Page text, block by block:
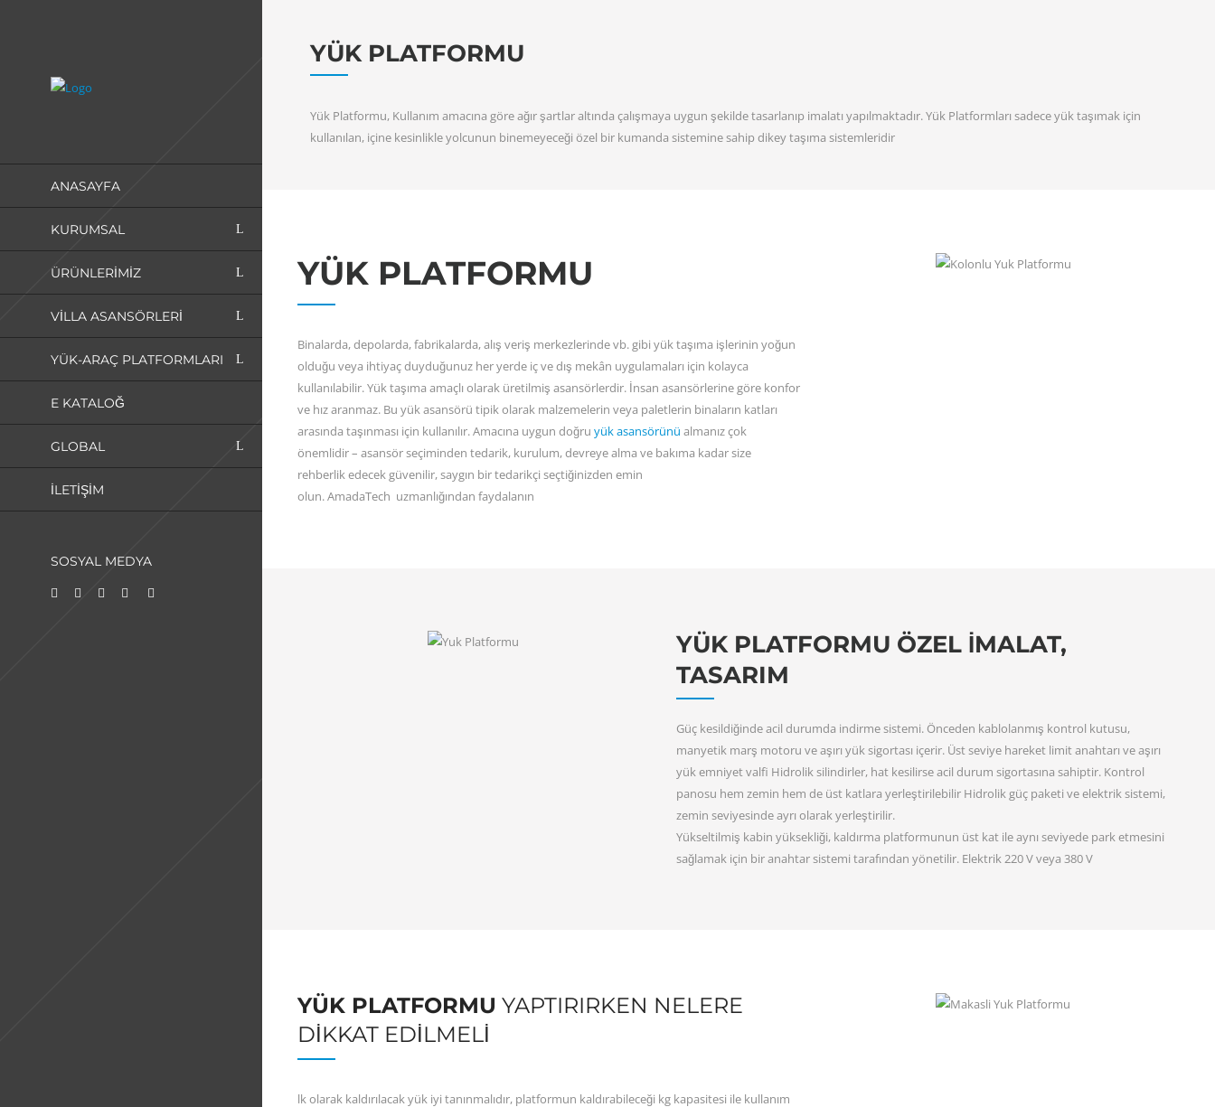
ANASAYFA
KURUMSAL
ÜRÜNLERİMİZ
VILLA ASANSÖRLERI
YÜK-ARAÇ PLATFORMLARI
E KATALOĞ
GLOBAL
İLETIŞIM
SOSYAL MEDYA
YÜK PLATFORMU
Yük Platformu, Kullanım amacına göre ağır şartlar altında çalışmaya uygun şekilde tasarlanıp imalatı yapılmaktadır. Yük Platformları sadece yük taşımak için
kullanılan, içine kesinlikle yolcunun binemeyeceği özel bir kumanda sistemine sahip dikey taşıma sistemleridir
YÜK PLATFORMU
Binalarda, depolarda, fabrikalarda, alış veriş merkezlerinde vb. gibi yük taşıma işlerinin yoğun
olduğu veya ihtiyaç duyduğunuz her yerde iç ve dış mekân uygulamaları için kolayca
kullanılabilir. Yük taşıma amaçlı olarak üretilmiş asansörlerdir. İnsan asansörlerine göre konfor
ve hız aranmaz. Bu yük asansörü tipik olarak malzemelerin veya paletlerin binaların katları
arasında taşınması için kullanılır. Amacına uygun doğruyük asansörünü almanız çok
önemlidir – asansör seçiminden tedarik, kurulum, devreye alma ve bakıma kadar size
rehberlik edecek güvenilir, saygın bir tedarikçi seçtiğinizden emin
olun.AmadaTech uzmanlığından faydalanın
YÜK PLATFORMU ÖZEL İMALAT,
TASARIM
Güç kesildiğinde acil durumda indirme sistemi. Önceden kablolanmış kontrol kutusu,
manyetik marş motoru ve aşırı yük sigortası içerir. Üst seviye hareket limit anahtarı ve aşırı
yük emniyet valfi Hidrolik silindirler, hat kesilirse acil durum sigortasına sahiptir. Kontrol
panosu hem zemin hem de üst katlara yerleştirilebilir Hidrolik güç paketi ve elektrik sistemi,
zemin seviyesinde ayrı olarak yerleştirilir.
Yükseltilmiş kabin yüksekliği, kaldırma platformunun üst kat ile aynı seviyede park etmesini
sağlamak için bir anahtar sistemi tarafından yönetilir. Elektrik 220 V veya 380 V
YÜK PLATFORMU YAPTIRIRKEN NELERE
DIKKAT EDILMELI
lk olarak kaldırılacak yük iyi tanınmalıdır, platformun kaldırabileceği kg kapasitesi ile kullanım